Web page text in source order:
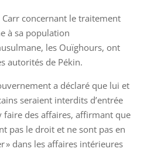
Carr concernant le traitement
à sa population
les Ouïghours, ont
autorités de Pékin.
a déclaré que lui et
seraient interdits d’entrée
faire des affaires, affirmant que
pas le droit et ne sont pas en
» dans les affaires intérieures